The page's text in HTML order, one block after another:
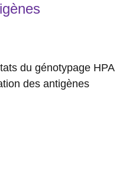
du génotypage HPA
des antigènes